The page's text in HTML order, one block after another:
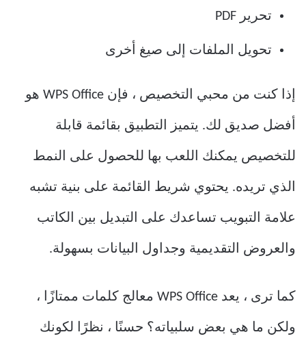
تحرير PDF
تحويل الملفات إلى صيغ أخرى
إذا كنت من محبي التخصيص ، فإن WPS Office هو
أفضل صديق لك. يتميز التطبيق بقائمة قابلة
للتخصيص يمكنك اللعب بها للحصول على النمط
الذي تريده. يحتوي شريط القائمة على بنية تشبه
علامة التبويب تساعدك على التبديل بين الكاتب
والعروض التقديمية وجداول البيانات بسهولة.
كما ترى ، يعد WPS Office معالج كلمات ممتازًا ،
ولكن ما هي بعض سلبياته؟ حسنًا ، نظرًا لكونك